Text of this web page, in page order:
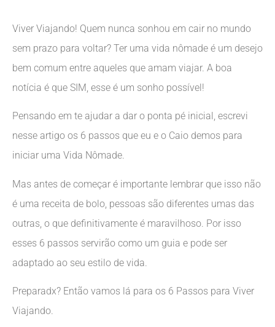
Viver Viajando! Quem nunca sonhou em cair no mundo
sem prazo para voltar? Ter uma vida nômade é um desejo
bem comum entre aqueles que amam viajar. A boa
notícia é que SIM, esse é um sonho possível!
Pensando em te ajudar a dar o ponta pé inicial, escrevi
nesse artigo os 6 passos que eu e o Caio demos para
iniciar uma Vida Nômade.
Mas antes de começar é importante lembrar que isso não
é uma receita de bolo, pessoas são diferentes umas das
outras, o que definitivamente é maravilhoso. Por isso
esses 6 passos servirão como um guia e pode ser
adaptado ao seu estilo de vida.
Preparadx? Então vamos lá para os 6 Passos para Viver
Viajando.